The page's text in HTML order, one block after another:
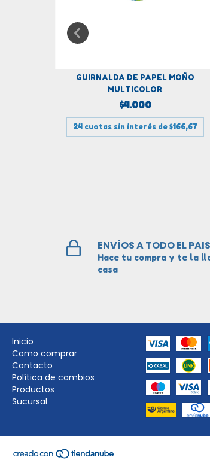
GUIRNALDA DE PAPEL MOÑO
MULTICOLOR
$4.000
24 cuotas sin interés de $166,67
ENVÍOS A TODO EL PAIS
Hace tu compra y te la
casa
Inicio
Como comprar
Contacto
Política de cambios
Productos
Sucursal